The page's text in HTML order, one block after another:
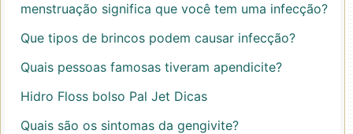
menstruação significa que você tem uma infecção?
Que tipos de brincos podem causar infecção?
Quais pessoas famosas tiveram apendicite?
Hidro Floss bolso Pal Jet Dicas
Quais são os sintomas da gengivite?